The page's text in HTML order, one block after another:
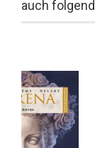
auch